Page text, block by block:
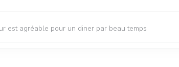
est agréable pour un diner par beau temps